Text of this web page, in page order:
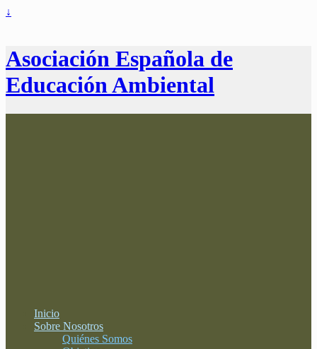
↓
Asociación Española de
Educación Ambiental
Inicio
Sobre Nosotros
Quiénes Somos